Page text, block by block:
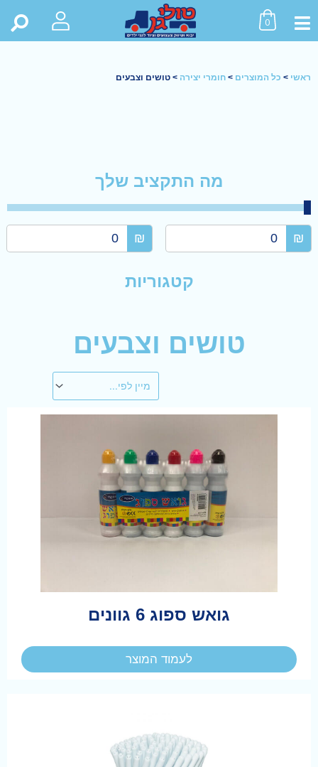
0
ראשי > כל המוצרים > חומרי יצירה > טושים וצבעים
מה התקציב שלך
₪
₪
קטגוריות
טושים וצבעים
גואש ספוג 6 גוונים
לעמוד המוצר